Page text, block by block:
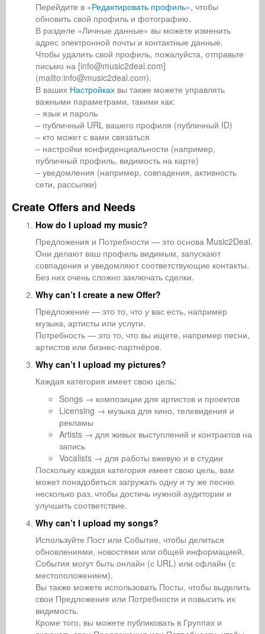
Перейдите в «Редактировать профиль», чтобы
обновить свой профиль и фотографию.
В разделе «Личные данные» вы можете изменить
адрес электронной почты и контактные данные.
Чтобы удалить свой профиль, пожалуйста, отправьте
письмо на [info@music2deal.com]
(mailto:info@music2deal.com).
В ваших Настройках вы также можете управлять
важными параметрами, такими как:
– язык и пароль
– публичный URL вашего профиля (публичный ID)
– кто может с вами связаться
– настройки конфиденциальности (например,
публичный профиль, видимость на карте)
– уведомления (например, совпадения, активность
сети, рассылки)
Create Offers and Needs
How do I upload my music?
Предложения и Потребности — это основа Music2Deal.
Они делают ваш профиль видимым, запускают
совпадения и уведомляют соответствующие контакты.
Без них очень сложно заключать сделки.
Why can’t I create a new Offer?
Предложение — это то, что у вас есть, например
музыка, артисты или услуги.
Потребность — это то, что вы ищете, например песни,
артистов или бизнес-партнёров.
Why can’t I upload my pictures?
Каждая категория имеет свою цель:
Songs → композиции для артистов и проектов
Licensing → музыка для кино, телевидения и
рекламы
Artists → для живых выступлений и контрактов на
запись
Vocalists → для работы вживую и в студии
Поскольку каждая категория имеет свою цель, вам
может понадобиться загружать одну и ту же песню
несколько раз, чтобы достичь нужной аудитории и
улучшить соответствие.
Why can’t I upload my songs?
Используйте Пост или Событие, чтобы делиться
обновлениями, новостями или общей информацией.
События могут быть онлайн (с URL) или офлайн (с
местоположением).
Вы также можете использовать Посты, чтобы выделить
свои Предложения или Потребности и повысить их
видимость.
Кроме того, вы можете публиковать в Группах и